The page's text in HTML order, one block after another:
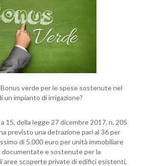
verde per le spese sostenute nel
un impianto di irrigazione?
a 15, della legge 27 dicembre 2017, n. 205
previsto una detrazione pari al 36 per
di 5.000 euro per unità immobiliare
documentate e sostenute per la
aree scoperte private di edifici esistenti,